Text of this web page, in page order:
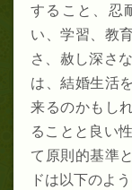
すること、忍
い、学習、教
さ、赦し深さ
は、結婚生活
来るのかもし
ることと良い
て原則的基準
ドは以下のよ